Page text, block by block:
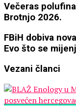
Večeras
polufinale
MZ
općine
Čitluk
Brotnjo
Večeras
Brotnjo 2026.
FBiH
dobiva
pravila
za
elektronički
novac:
Evo
FBiH dobiva
Evo što se
Vezani članci